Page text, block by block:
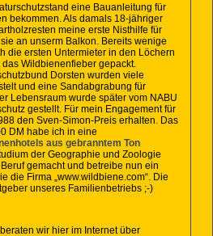
eine Bauanleitung für
bekommen. Als damals 18-jähriger
meine erste Nisthilfe für
an unserm Balkon. Bereits wenige
die ersten Untermieter in den Löchern
Wildbienenfieber gepackt.
Dorsten wurden viele
und eine Sandabgrabung für
Lebensraum wurde später vom NABU
gestellt. Für mein Engagement für
den Sven-Simon-Preis erhalten. Das
DM habe ich in eine
aus gebranntem Ton
der Geographie und Zoologie
gemacht und betreibe nun ein
die Firma „www.wildbiene.com“. Die
unseres Familienbetriebs ;-)
wir hier im Internet über